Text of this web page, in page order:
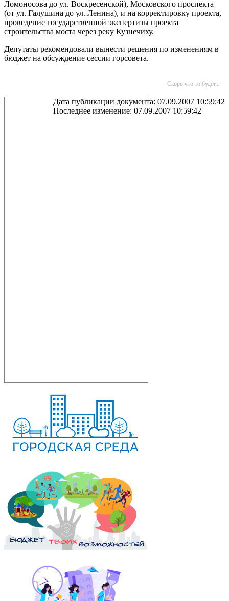
Ломоносова до ул. Воскресенской), Московского проспекта
(от ул. Галушина до ул. Ленина), и на корректировку проекта,
проведение государственной экспертизы проекта
строительства моста через реку Кузнечиху.
Депутаты рекомендовали вынести решения по изменениям в
бюджет на обсуждение сессии горсовета.
Скоро что то будет...
Дата публикации документа: 07.09.2007 10:59:42
Последнее изменение: 07.09.2007 10:59:42